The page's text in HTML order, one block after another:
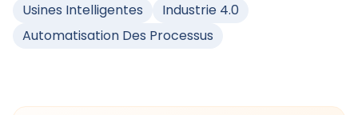
Usines Intelligentes
Industrie 4.0
Automatisation Des Processus